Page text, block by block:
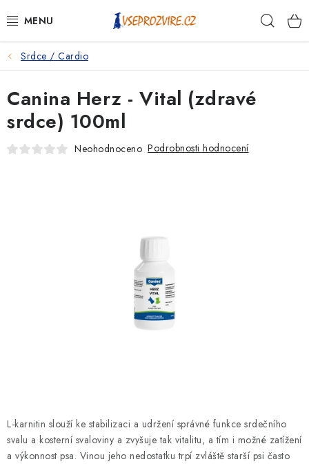
na
PSI
KOČKY
KONĚ
KRÁLÍCI/HLODAVCI/PTÁCI
Srdce / Cardio
L-karnitin slouží ke stabilizaci a udržení správné funkce srdečního
svalu a kosterní svaloviny a zvyšuje tak vitalitu, a tím i možné zatížení
a výkonnost psa. Vinou jeho nedostatku trpí zvláště starší psi často
Canina Herz - Vital (zdravé
srdce) 100ml
Neohodnoceno Podrobnosti hodnocení